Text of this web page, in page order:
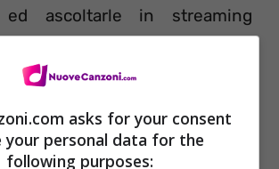
ascoltarle in streaming
asks for your consent
your personal data for the
following purposes: